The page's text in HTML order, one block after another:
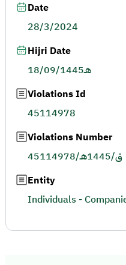
Date
28/3/2024
Hijri Date
18/09/1445هـ
Violations Id
45114978
Violations Number
45114978/ق/1445هـ
Entity
Individuals -